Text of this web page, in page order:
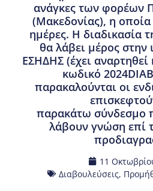
ανάγκες των φορέων
(Μακεδονίας), η οποία
ημέρες. Η διαδικασία
θα λάβει μέρος στην
ΕΣΗΔΗΣ (έχει αναρτηθεί
κωδικό
παρακαλούνται οι
παρακάτω σύνδεσμο
λάβουν γνώση επί
11
Διαβουλεύσεις,